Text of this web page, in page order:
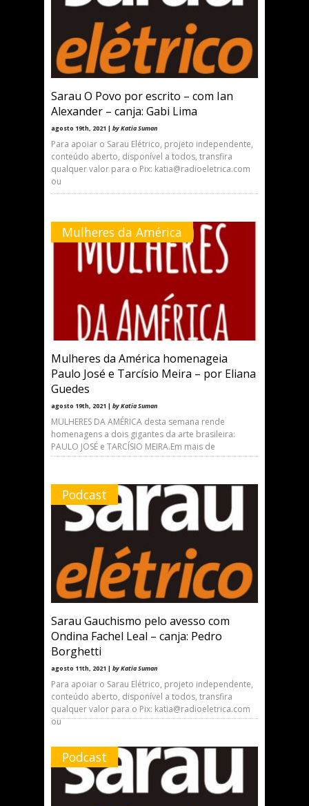
Sarau O Povo por escrito – com Ian
Alexander – canja: Gabi Lima
agosto 19th, 2021 | by Katia Suman
Para apoiar o Sarau Elétrico, projeto independente,
conteúdo aberto, disponível a todos, transfira
qualquer valor para o Pix: katia@radioeletrica.com
ou
Mulheres da América
Mulheres da América homenageia
Paulo José e Tarcísio Meira – por Eliana
Guedes
agosto 19th, 2021 | by Katia Suman
MULHERES DA AMÉRICA desta semana rende
homenagens a dois gigantes da arte brasileira:
PAULO JOSÉ e TARCÍSIO MEIRA.Em mais de
Podcast
Sarau Gauchismo pelo avesso com
Ondina Fachel Leal – canja: Pedro
Borghetti
agosto 11th, 2021 | by Katia Suman
Para apoiar o Sarau Elétrico, projeto independente,
conteúdo aberto, disponível a todos, transfira
qualquer valor para o Pix: katia@radioeletrica.com
ou
Podcast